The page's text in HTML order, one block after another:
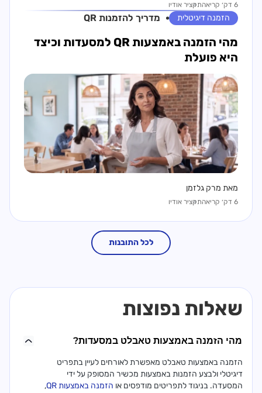
6 דק׳ קריאה תקציר אודיו
הזמנה דיגיטלית מדריך להזמנות QR
מהי הזמנה באמצעות QR למסעדות וכיצד
היא פועלת
מאת מרק גלזמן
6 דק׳ קריאה תקציר אודיו
לכל התובנות
שאלות נפוצות
מהי הזמנה באמצעות טאבלט במסעדות?
הזמנה באמצעות טאבלט מאפשרת לאורחים לעיין בתפריט
דיגיטלי ולבצע הזמנות באמצעות מכשיר המסופק על ידי
המסעדה. בניגוד לתפריטים מודפסים או הזמנה באמצעות QR
,